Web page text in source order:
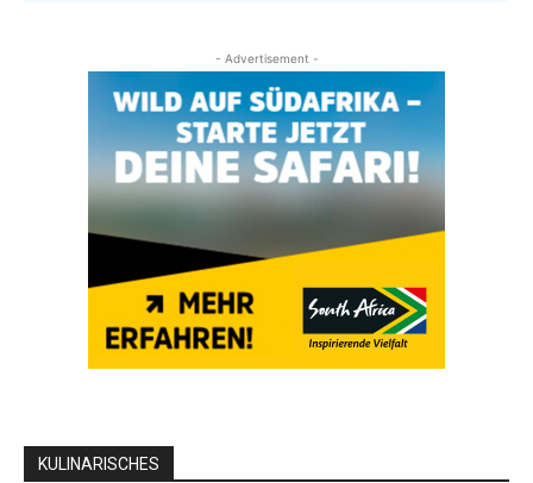
- Advertisement -
KULINARISCHES